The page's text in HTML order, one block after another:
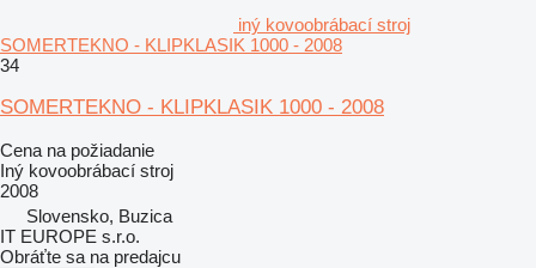
iný kovoobrábací stroj
SOMERTEKNO - KLIPKLASIK 1000 - 2008
34
SOMERTEKNO - KLIPKLASIK 1000 - 2008
Cena na požiadanie
Iný kovoobrábací stroj
2008
Slovensko, Buzica
IT EUROPE s.r.o.
Obráťte sa na predajcu